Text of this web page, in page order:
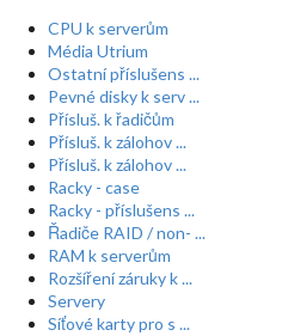
CPU k serverům
Média Utrium
Ostatní příslušens ...
Pevné disky k serv ...
Přísluš. k řadičům
Přísluš. k zálohov ...
Přísluš. k zálohov ...
Racky - case
Racky - příslušens ...
Řadiče RAID / non- ...
RAM k serverům
Rozšíření záruky k ...
Servery
Síťové karty pro s ...